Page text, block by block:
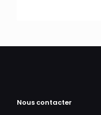
Nous contacter